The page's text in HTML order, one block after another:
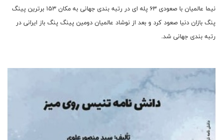
نیما عالمیان با صعودی 63 پله ای در رتبه بندی جهانی به مکان 153 برترین پینگ
پنگ بازان دنیا صعود کرد و بعد از نوشاد عالمیان دومین پینگ پنگ باز ایرانی در
رتبه بندی جهانی شد.